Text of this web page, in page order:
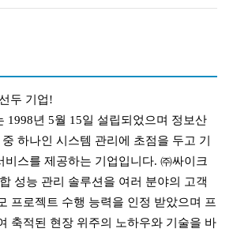
두 기업!
1998년 5월 15일 설립되었으며 정보산
하나인 시스템 관리에 초점을 두고 기
비스를 제공하는 기업입니다. ㈜싸이크
성능 관리 솔루션을 여러 분야의 고객
프로젝트 수행 능력을 인정 받았으며 프
축적된 현장 위주의 노하우와 기술을 바